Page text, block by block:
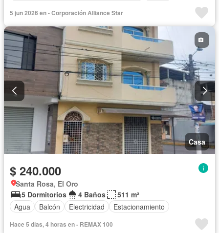
Garita de guardianía
Seguridad
Cuarto de servicio
Sin amoblar
5 jun 2026 en - Corporación Alliance Star
Casa
$ 240.000
Santa Rosa, El Oro
5 Dormitorios
4 Baños
511 m²
Agua
Balcón Electricidad Estacionamiento
Hace 5 días, 4 horas en - REMAX 100